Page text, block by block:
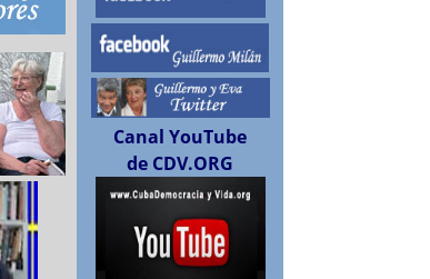
Canal YouTube
de CDV.ORG